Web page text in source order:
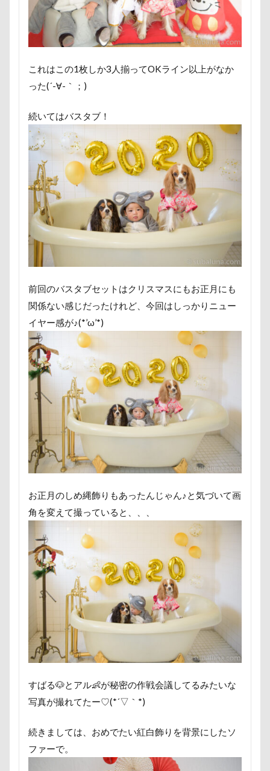
これはこの1枚しか3人揃ってOKライン以上がなか
った(´-∀-｀；)
続いてはバスタブ！
前回のバスタブセットはクリスマスにもお正月にも
関係ない感じだったけれど、今回はしっかりニュー
イヤー感が♪(*’ω’*)
お正月のしめ縄飾りもあったんじゃん♪と気づいて画
角を変えて撮っていると、、、
すばる🐶とアル👶が秘密の作戦会議してるみたいな
写真が撮れてたー♡(*´▽｀*)
続きましては、おめでたい紅白飾りを背景にしたソ
ファーで。
ペニーレイン
ペディ(PEDI)
ペット用バスタブ
ペット名刺
ペット同伴可飲食店
ペット可
ペットボトル
ペットプロフ
ペットパラダイス
ボタンちゃん
ペットステージ（Petstages）
マテ
マザー牧場
マグノリア棟
マグカップ
マウントジーンズ那須
マイフリーガード
ボート
マイクロビーズクッション
マイクロバブル
マイクロチップ
マァムちゃん
ポテチくん
ポチくん
ポストカード
ポケモンGO
ペットドック
マリンちゃん
ブリキ看板
ブランチ
ブラッシング
フレキシリード
フリーマーケット
ブレスレット
フリーステッチ free stitch
フリスビー
フランソワーズちゃん
フランソワーズくん
フランちゃん
フセ
フクロウの森
フォトフレーム
フォトツアー
ブレアちゃん
ブレンハイム
ペットグラス
プール
ペットのおうち
ペットと泊まる陽だまり
ベンくん
ヘンリーくん
ヘソ天
プレサーモC-25
プレアデス星団
プルバックハトカー
プリンちゃん
プリシアちゃん
プライスレス
プイネちゃん
ブロンズ像
マリンくん
マリーちゃん
ワンコクッキー
ルチアちゃん
レインコート
レイクウッズガーデンひめはるの里
レイちゃん
ルークくん
ルビーちゃん
ルビーくん
ルビー
ルナちゃん ルナくん
ルイちゃん
レオくん
ルイくん
リュウくん
リビング
リディちゃん
レインドッグス
レオナルドくん リックくん